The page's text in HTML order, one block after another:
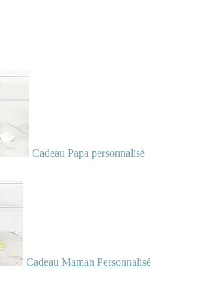
Cadeau Papa personnalisé
Cadeau Maman Personnalisé